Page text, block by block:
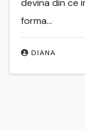
DIANA
forma…